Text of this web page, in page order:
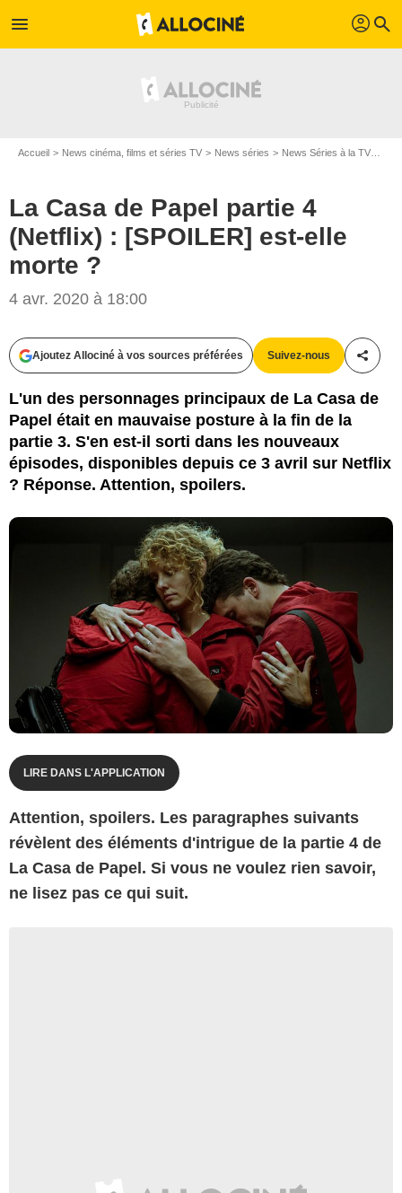
menu profil search
Accueil News cinéma, films et séries TV News séries News Séries à la TV
La Casa de Papel partie 4
(Netflix) : [SPOILER] est-elle
morte ?
4 avr. 2020 à 18:00
Ajoutez Allociné à vos sources préférées Suivez-nous
L'un des personnages principaux de La Casa de
Papel était en mauvaise posture à la fin de la
partie 3. S'en est-il sorti dans les nouveaux
épisodes, disponibles depuis ce 3 avril sur Netflix
? Réponse. Attention, spoilers.
LIRE DANS L'APPLICATION
Attention, spoilers. Les paragraphes suivants
révèlent des éléments d'intrigue de la partie 4 de
La Casa de Papel. Si vous ne voulez rien savoir,
ne lisez pas ce qui suit.